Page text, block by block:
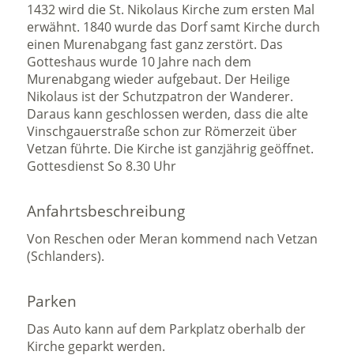
1432 wird die St. Nikolaus Kirche zum ersten Mal
erwähnt. 1840 wurde das Dorf samt Kirche durch
einen Murenabgang fast ganz zerstört. Das
Gotteshaus wurde 10 Jahre nach dem
Murenabgang wieder aufgebaut. Der Heilige
Nikolaus ist der Schutzpatron der Wanderer.
Daraus kann geschlossen werden, dass die alte
Vinschgauerstraße schon zur Römerzeit über
Vetzan führte. Die Kirche ist ganzjährig geöffnet.
Gottesdienst So 8.30 Uhr
Anfahrtsbeschreibung
Von Reschen oder Meran kommend nach Vetzan
(Schlanders).
Parken
Das Auto kann auf dem Parkplatz oberhalb der
Kirche geparkt werden.